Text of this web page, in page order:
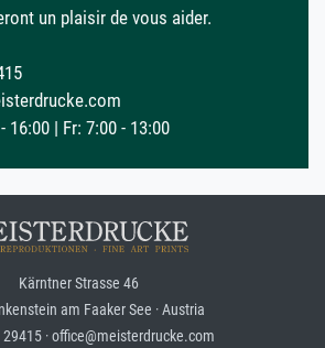
un plaisir de vous aider.
16:00 | Fr: 7:00 - 13:00
Kärntner Strasse 46
am Faaker See · Austria
· office@meisterdrucke.com